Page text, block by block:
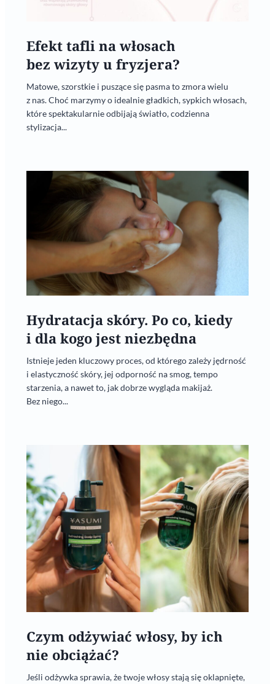
Efekt tafli na włosach
bez wizyty u fryzjera?
Matowe, szorstkie i puszące się pasma to zmora wielu
z nas. Choć marzymy o idealnie gładkich, sypkich włosach,
które spektakularnie odbijają światło, codzienna
stylizacja...
Hydratacja skóry. Po co, kiedy
i dla kogo jest niezbędna
Istnieje jeden kluczowy proces, od którego zależy jędrność
i elastyczność skóry, jej odporność na smog, tempo
starzenia, a nawet to, jak dobrze wygląda makijaż.
Bez niego...
Czym odżywiać włosy, by ich
nie obciążać?
Jeśli odżywka sprawia, że twoje włosy stają się oklapnięte,